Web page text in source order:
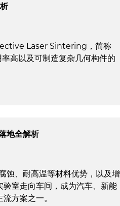
Laser Sintering，简称
高以及可制造复杂几何构件的
地全解析
蚀、耐高温等材料优势，以及增
室走向车间，成为汽车、新能
方案之一。